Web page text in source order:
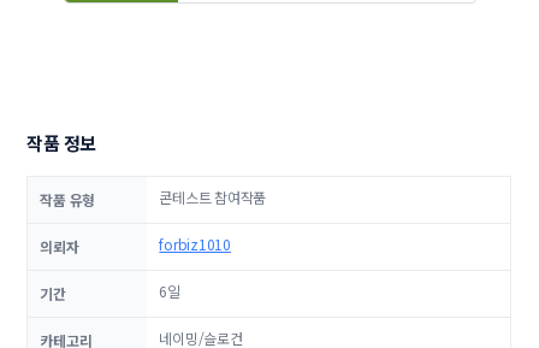
작품 정보
작품 유형 콘테스트 참여작품
의뢰자 forbiz1010
기간 6일
카테고리 네이밍/슬로건